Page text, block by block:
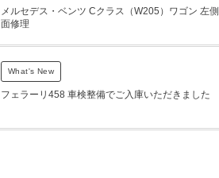
メルセデス・ベンツ Cクラス（W205）ワゴン 左側
面修理
What's New
フェラーリ458 車検整備でご入庫いただきました